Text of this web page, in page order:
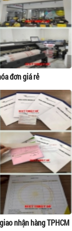
đơn giá rẻ
nhận hàng TPHCM